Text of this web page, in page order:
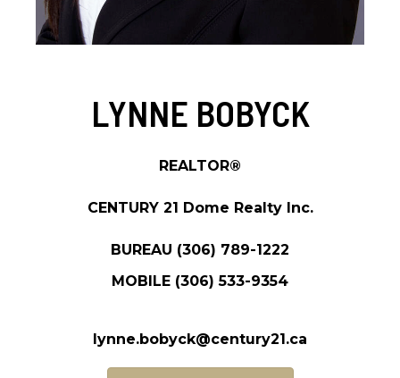
LYNNE BOBYCK
REALTOR®
CENTURY 21 Dome Realty Inc.
BUREAU (306) 789-1222
MOBILE (306) 533-9354
lynne.bobyck@century21.ca